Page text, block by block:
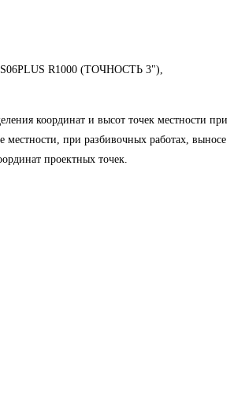
R1000 (ТОЧНОСТЬ 3"),
координат и высот точек местности при
местности, при разбивочных работах, выносе
проектных точек.